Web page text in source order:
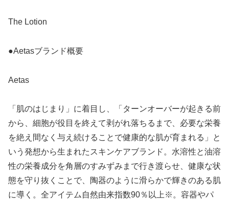
The Lotion
●Aetasブランド概要
Aetas
「肌のはじまり」に着目し、「ターンオーバーが起きる前
から、細胞が役目を終えて剥がれ落ちるまで、必要な栄養
を絶え間なく与え続けることで健康的な肌が育まれる」と
いう発想から生まれたスキンケアブランド。水溶性と油溶
性の栄養成分を角層のすみずみまで行き渡らせ、健康な状
態を守り抜くことで、陶器のように滑らかで輝きのある肌
に導く。全アイテム自然由来指数90％以上※。容器やパ